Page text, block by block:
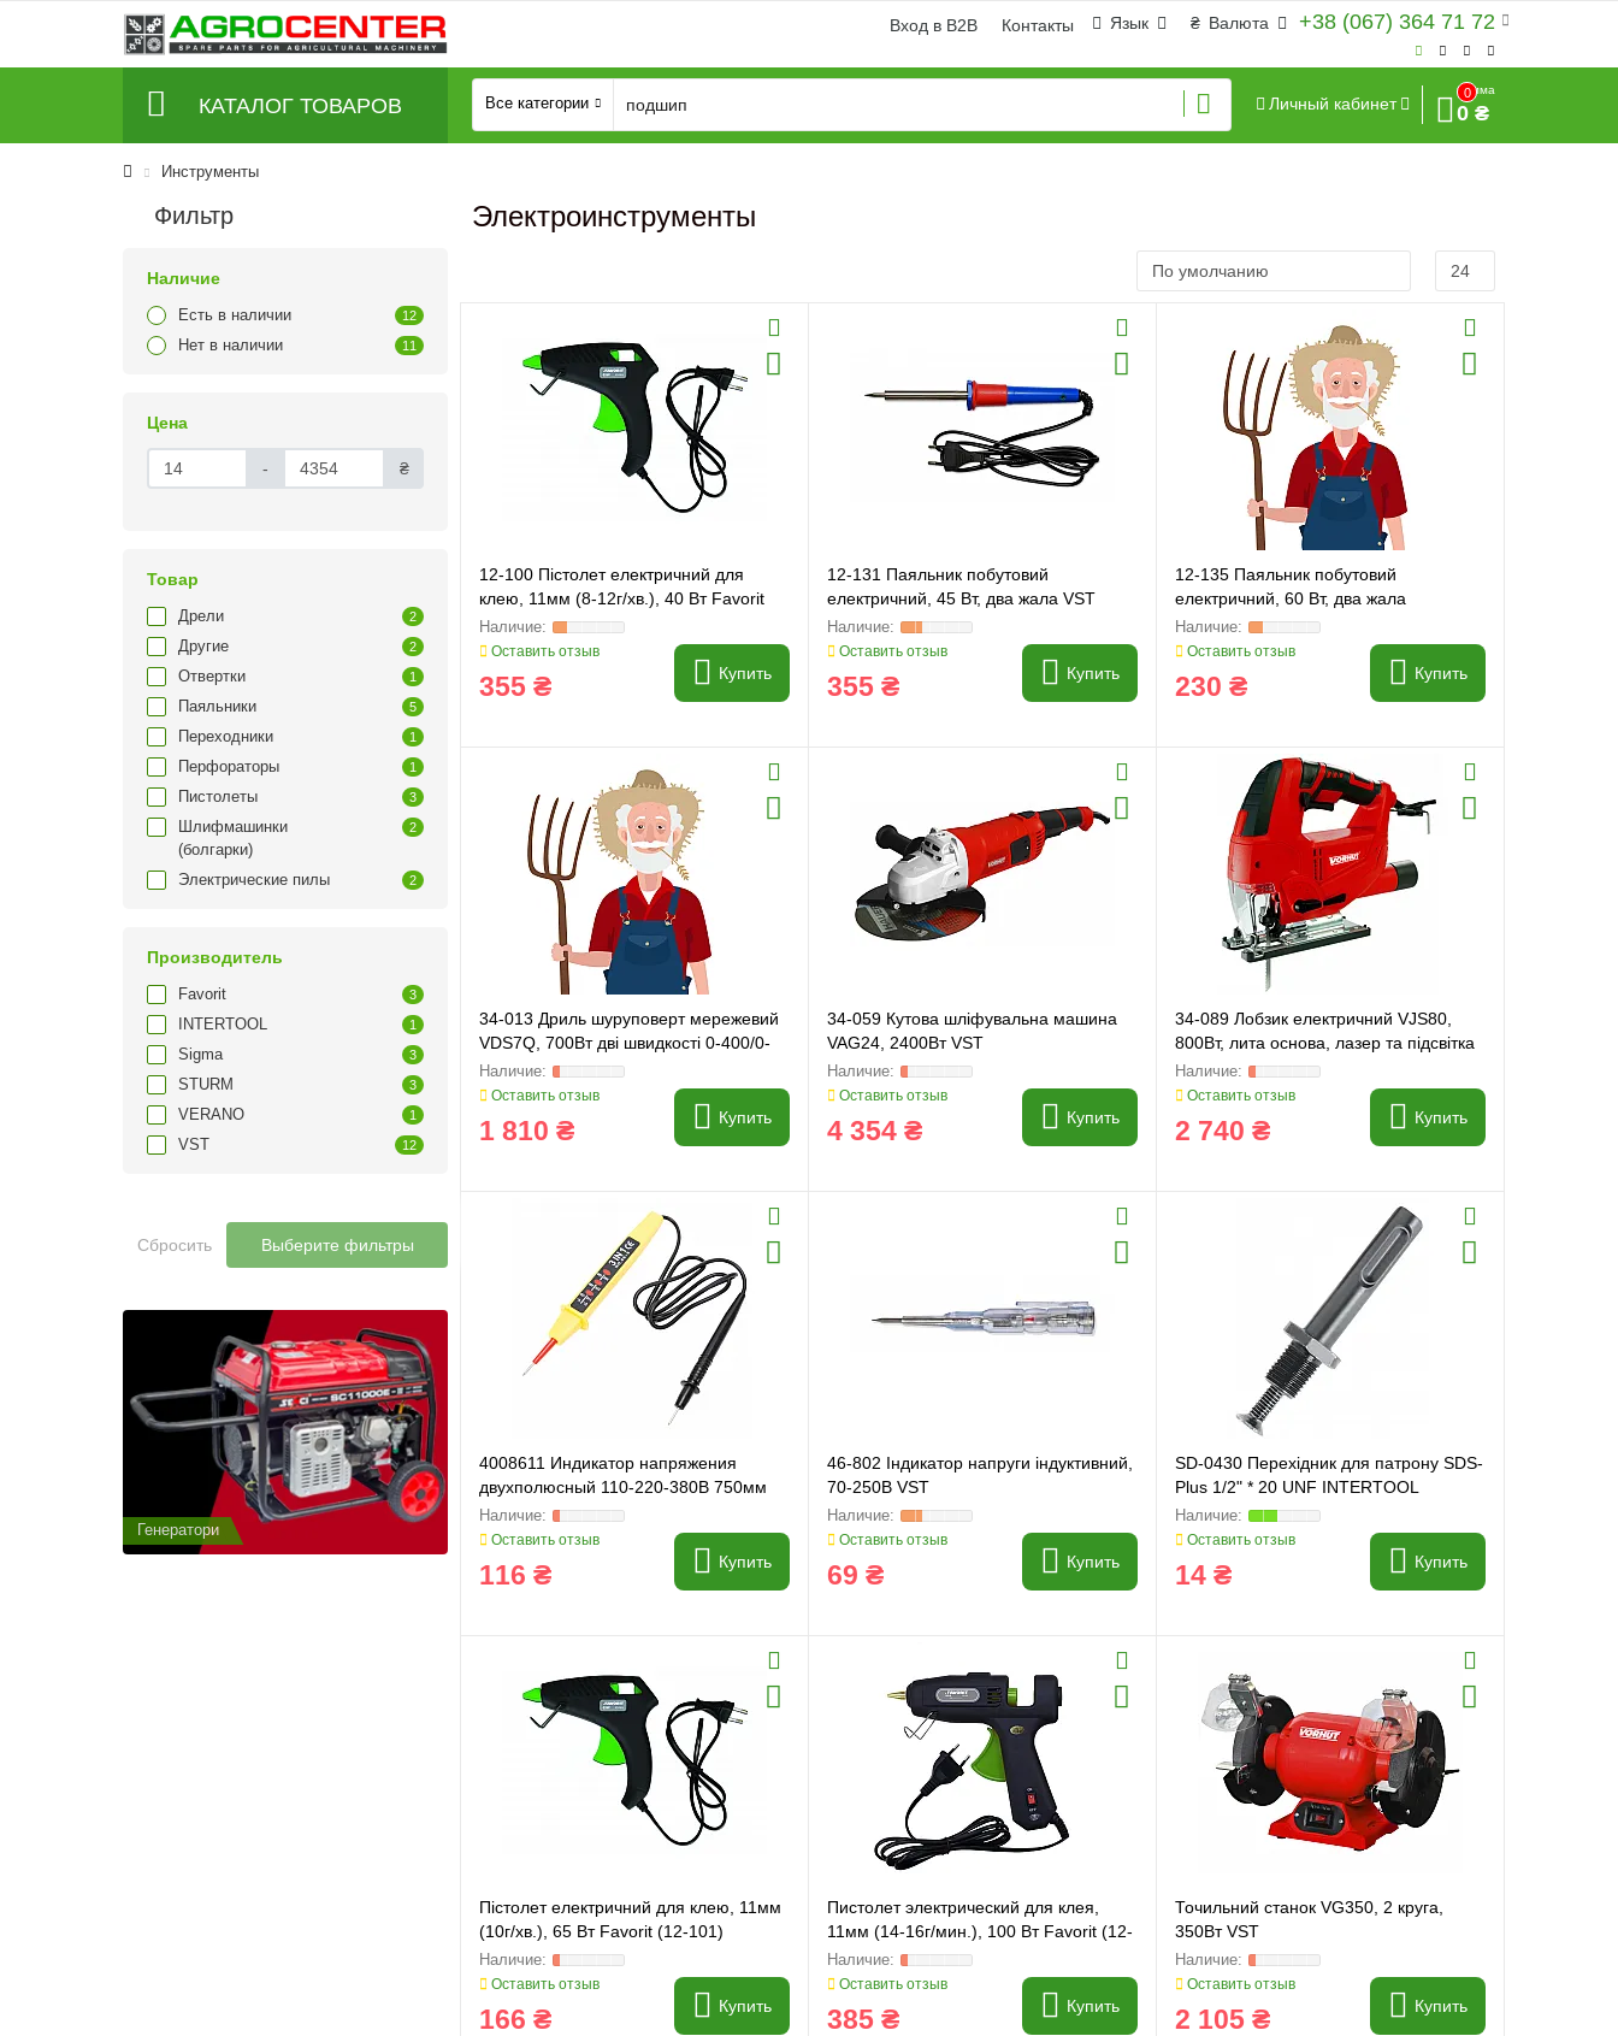
+38 (067) 364 71 72
₴ Валюта
Язык
Вход в B2B Контакты
КАТАЛОГ ТОВАРОВ Все категории Личный кабинет
0
Сумма
0 ₴
Инструменты
Фильтр
Наличие
Есть в наличии 12
Нет в наличии 11
Цена
- ₴
Товар
Дрели 2
Другие 2
Отвертки 1
Паяльники 5
Переходники 1
Перфораторы 1
Пистолеты 3
Шлифмашинки
(болгарки)
2
Электрические пилы 2
Производитель
Favorit 3
INTERTOOL 1
Sigma 3
STURM 3
VERANO 1
VST 12
Сбросить Выберите фильтры
Генератори Генератори Генератори
Электроинструменты
12-100 Пістолет електричний для
клею, 11мм (8-12г/хв.), 40 Вт Favorit
Оставить отзыв
355 ₴ Купить
12-131 Паяльник побутовий
електричний, 45 Вт, два жала VST
Оставить отзыв
355 ₴ Купить
12-135 Паяльник побутовий
електричний, 60 Вт, два жала
Оставить отзыв
230 ₴ Купить
34-013 Дриль шуруповерт мережевий
VDS7Q, 700Вт дві швидкості 0-400/0-
1600 об/хв, змінний патрон, каб
Оставить отзыв
1 810 ₴ Купить
34-059 Кутова шліфувальна машина
VAG24, 2400Вт VST
Оставить отзыв
4 354 ₴ Купить
34-089 Лобзик електричний VJS80,
800Вт, лита основа, лазер та підсвітка
VST
Оставить отзыв
2 740 ₴ Купить
4008611 Индикатор напряжения
двухполюсный 110-220-380В 750мм
Оставить отзыв
116 ₴ Купить
46-802 Індикатор напруги індуктивний,
70-250В VST
Оставить отзыв
69 ₴ Купить
SD-0430 Перехідник для патрону SDS-
Plus 1/2" * 20 UNF INTERTOOL
Оставить отзыв
14 ₴ Купить
Пістолет електричний для клею, 11мм
(10г/хв.), 65 Вт Favorit (12-101)
Оставить отзыв
166 ₴ Купить
Пистолет электрический для клея,
11мм (14-16г/мин.), 100 Вт Favorit (12-
102)
Оставить отзыв
385 ₴ Купить
Точильний станок VG350, 2 круга,
350Вт VST
Оставить отзыв
2 105 ₴ Купить